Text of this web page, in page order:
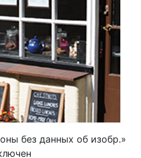
без данных об изобр.»